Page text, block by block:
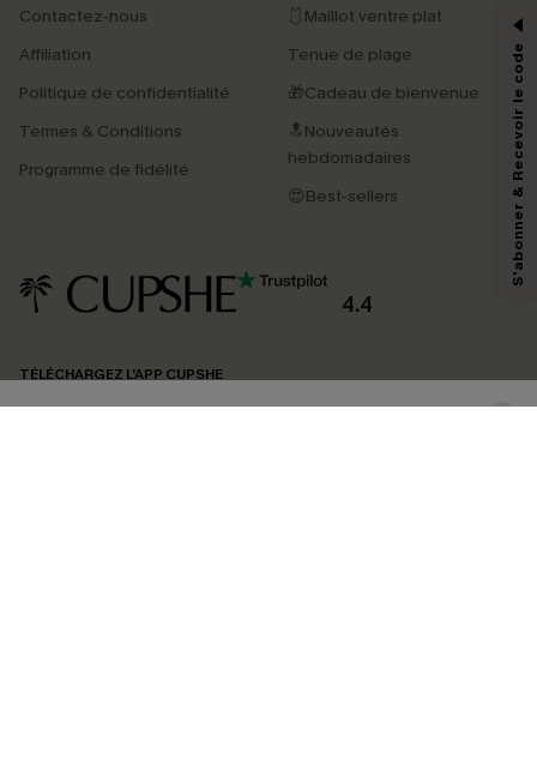
Contactez-nous
Affiliation
Politique de confidentialité
Termes & Conditions
Programme de fidélité
🩱Maillot ventre plat
Tenue de plage
🎁Cadeau de bienvenue
🔝Nouveautés
hebdomadaires
😍Best-sellers
4.4
TÉLÉCHARGEZ L’APP CUPSHE
-15% dès 2 Achetés par E-mail
En soumettant votre adresse e-mail, vous acceptez de recevoir des e-mails
marketing (y compris du contenu généré par l'IA) de Cupshe et
reconnaissez avoir pris connaissance de nos
pouvons utiliser les données collectées sur notre site ainsi que des
produits susceptibles de vous intéresser, conformément à notre
Politique de
confidentialité
. Vous pouvez vous désabonner à tout moment.
S'abonner & Recevoir le code